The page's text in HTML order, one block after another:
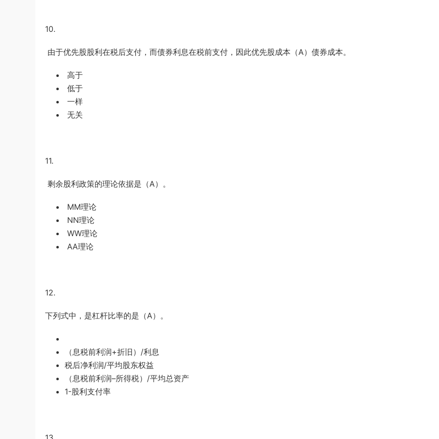
10.
由于优先股股利在税后支付，而债券利息在税前支付，因此优先股成本（A）债券成本。
高于
低于
一样
无关
11.
剩余股利政策的理论依据是（A）。
MM理论
NN理论
WW理论
AA理论
12.
下列式中，是杠杆比率的是（A）。
（息税前利润+折旧） /利息
税后净利润/平均股东权益
（息税前利润–所得税） /平均总资产
1-股利支付率